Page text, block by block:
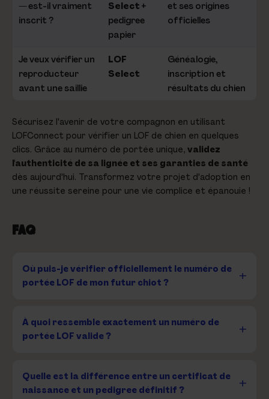
— est-il vraiment
inscrit ?
Select +
pedigree
papier
et ses origines
officielles
Je veux vérifier un
reproducteur
avant une saillie
LOF
Select
Généalogie,
inscription et
résultats du chien
Sécurisez l'avenir de votre compagnon en utilisant
LOFConnect pour vérifier un LOF de chien en quelques
clics. Grâce au numéro de portée unique, validez
l'authenticité de sa lignée et ses garanties de santé
dès aujourd'hui. Transformez votre projet d'adoption en
une réussite sereine pour une vie complice et épanouie !
FAQ
Où puis-je vérifier officiellement le numéro de
portée LOF de mon futur chiot ?
À quoi ressemble exactement un numéro de
portée LOF valide ?
Quelle est la différence entre un certificat de
naissance et un pedigree définitif ?